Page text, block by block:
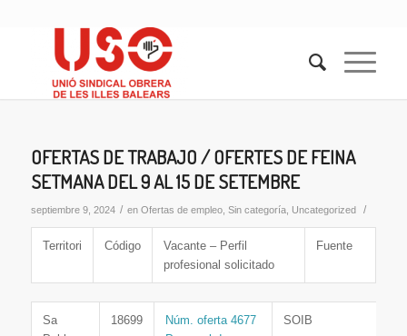
OFERTAS DE TRABAJO / OFERTES DE FEINA
SETMANA DEL 9 AL 15 DE SETEMBRE
septiembre 9, 2024 / en Ofertas de empleo, Sin categoría, Uncategorized /
Territori Código
Vacante – Perfil
profesional solicitado
Fuente
Sa
18699
Núm. oferta 4677
SOIB